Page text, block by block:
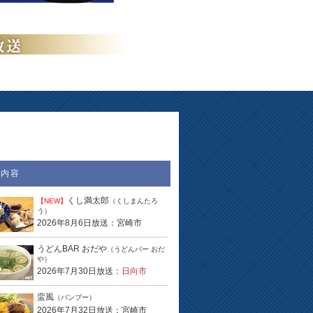
容
【NEW】 くし満太郎 （くしまんたろ
う）
2026年8月6日放送：宮崎市
うどんBAR おだや （うどんバー おだ
や）
2026年7月30日放送： 日向市
蛮風 （バンブー）
2026年7月32日放送：宮崎市